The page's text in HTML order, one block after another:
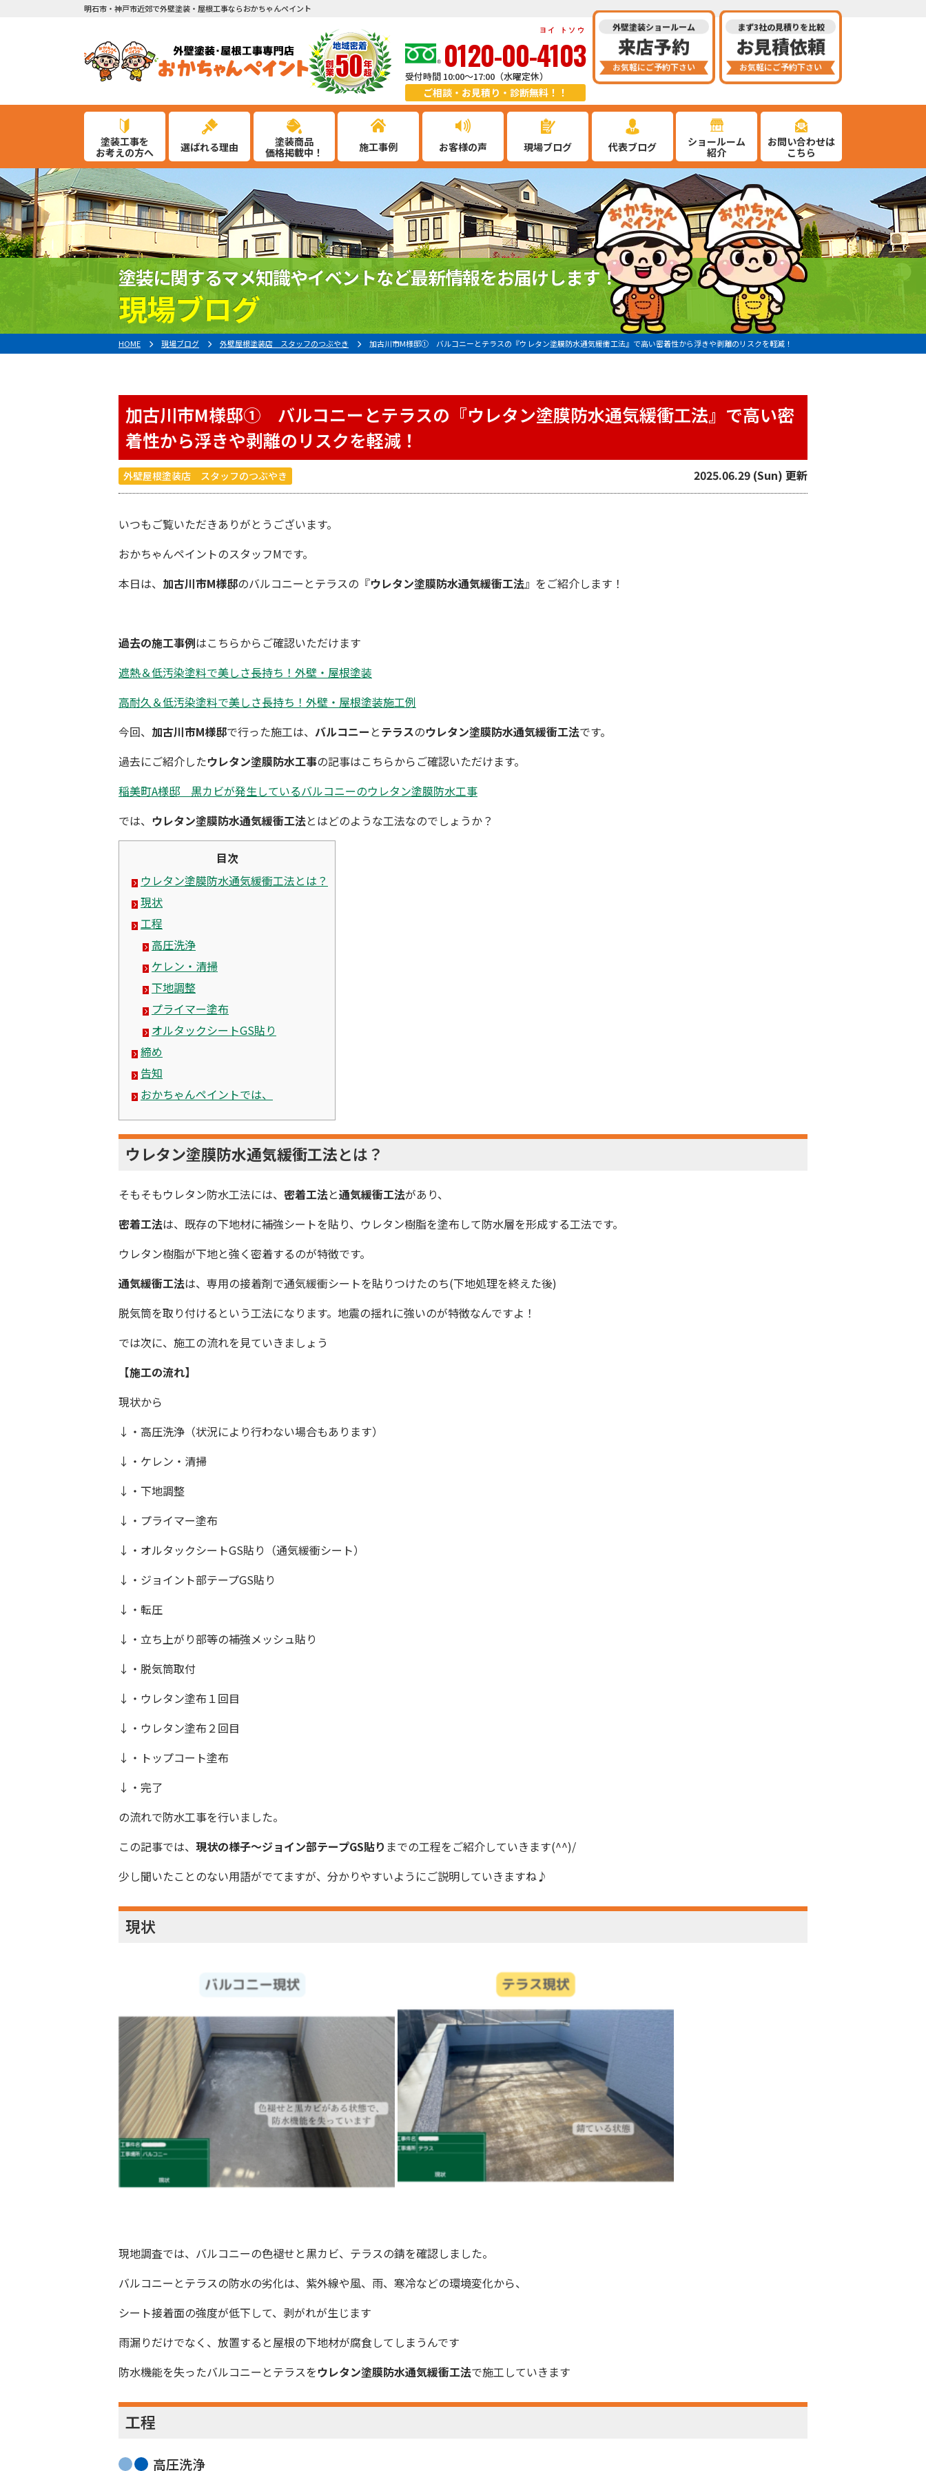
明石市・神戸市近郊で外壁塗装・屋根工事ならおかちゃんペイント
0120-00-4103
ヨイ トソウ
受付時間 10:00～17:00（水曜定休）
ご相談・お見積り・診断無料！！
外壁塗装ショールーム
来店予約
お気軽にご予約下さい
まず3社の見積りを比較
お見積依頼
お気軽にご予約下さい
塗装工事を
お考えの方へ
選ばれる理由
塗装商品
価格掲載中！
施工事例 お客様の声 現場ブログ 代表ブログ
ショールーム
紹介
お問い合わせは
こちら
塗装に関するマメ知識やイベントなど最新情報をお届けします！
現場ブログ
HOME 現場ブログ 外壁屋根塗装店 スタッフのつぶやき 加古川市M様邸① バルコニーとテラスの『ウレタン塗膜防水通気緩衝工法』で高い密着性から浮きや剥離のリスクを軽減！
加古川市M様邸① バルコニーとテラスの『ウレタン塗膜防水通気緩衝工法』で高い密
着性から浮きや剥離のリスクを軽減！
外壁屋根塗装店 スタッフのつぶやき 2025.06.29 (Sun) 更新
いつもご覧いただきありがとうございます。
おかちゃんペイントのスタッフMです。
本日は、 加古川市M様邸のバルコニーとテラスの 『ウレタン塗膜防水通気緩衝工法』 をご紹介します！
過去の施工事例はこちらからご確認いただけます
遮熱＆低汚染塗料で美しさ長持ち！外壁・屋根塗装
高耐久＆低汚染塗料で美しさ長持ち！外壁・屋根塗装施工例
今回、 加古川市M様邸で行った施工は、 バルコニー とテラスのウレタン塗膜防水通気緩衝工法です。
過去にご紹介したウレタン塗膜防水工事の記事はこちらからご確認いただけます。
稲美町A様邸 黒カビが発生しているバルコニーのウレタン塗膜防水工事
では、 ウレタン塗膜防水通気緩衝工法とはどのような工法なのでしょうか？
目次
ウレタン塗膜防水通気緩衝工法とは？
現状
工程
高圧洗浄
ケレン・清掃
下地調整
プライマー塗布
オルタックシートGS貼り
締め
告知
おかちゃんペイントでは、
ウレタン塗膜防水通気緩衝工法とは？
そもそもウレタン防水工法には、 密着工法と通気緩衝工法があり、
密着工法は、 既存の下地材に補強シートを貼り、ウレタン樹脂を塗布して防水層を形成する工法です。
ウレタン樹脂が下地と強く密着するのが特徴です。
通気緩衝工法は、専用の接着剤で通気緩衝シートを貼りつけたのち(下地処理を終えた後)
脱気筒を取り付けるという工法になります。 地震の揺れに強いのが特徴なんですよ！
では次に、施工の流れを見ていきましょう
【施工の流れ】
現状から
↓ ・高圧洗浄（状況により行わない場合もあります）
↓ ・ケレン・清掃
↓ ・下地調整
↓ ・プライマー塗布
↓ ・オルタックシートGS貼り（通気緩衝シート）
↓ ・ジョイント部テープGS貼り
↓ ・転圧
↓ ・立ち上がり部等の補強メッシュ貼り
↓ ・脱気筒取付
↓ ・ウレタン塗布１回目
↓ ・ウレタン塗布２回目
↓ ・トップコート塗布
↓ ・完了
の流れで防水工事を行いました。
この記事では、 現状の様子〜ジョイン部テープGS貼り までの工程をご紹介していきます(^^)/
少し聞いたことのない用語がでてますが、分かりやすいようにご説明していきますね♪
現状
現地調査では、バルコニーの色褪せと黒カビ、テラスの錆を確認しました。
バルコニーとテラスの防水の劣化は、紫外線や風、雨、寒冷などの環境変化から、
シート接着面の強度が低下して、剥がれが生じます
雨漏りだけでなく、放置すると屋根の下地材が腐食してしまうんです
防水機能を失ったバルコニーとテラスをウレタン塗膜防水通気緩衝工法で施工していきます
工程
高圧洗浄